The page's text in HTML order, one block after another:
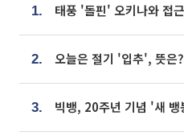
1.
2. 오늘은 절기 '입추', 뜻은?
3.